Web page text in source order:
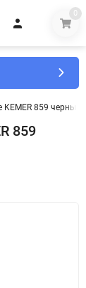
0
859 черный
859